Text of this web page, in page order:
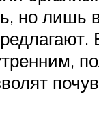
но лишь